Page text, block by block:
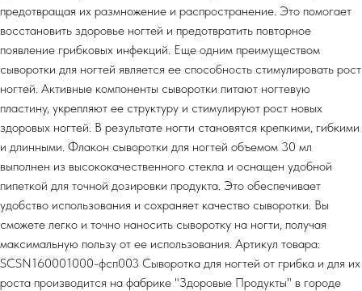
предотвращая их размножение и распространение. Это помогает
восстановить здоровье ногтей и предотвратить повторное
появление грибковых инфекций. Еще одним преимуществом
сыворотки для ногтей является ее способность стимулировать рост
ногтей. Активные компоненты сыворотки питают ногтевую
пластину, укрепляют ее структуру и стимулируют рост новых
здоровых ногтей. В результате ногти становятся крепкими, гибкими
и длинными. Флакон сыворотки для ногтей объемом 30 мл
выполнен из высококачественного стекла и оснащен удобной
пипеткой для точной дозировки продукта. Это обеспечивает
удобство использования и сохраняет качество сыворотки. Вы
сможете легко и точно наносить сыворотку на ногти, получая
максимальную пользу от ее использования. Артикул товара:
SCSN160001000-фсп003 Сыворотка для ногтей от грибка и для их
роста производится на фабрике "Здоровые Продукты" в городе